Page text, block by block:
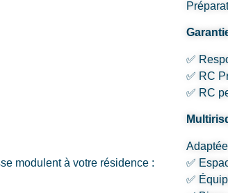
modulent à votre résidence :
✅
✅ RC
✅ RC
✅
✅